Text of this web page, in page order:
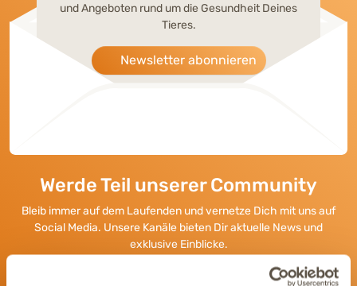
und Angeboten rund um die Gesundheit Deines
Tieres.
Newsletter abonnieren
Werde Teil unserer Community
Bleib immer auf dem Laufenden und vernetze Dich mit uns auf
Social Media. Unsere Kanäle bieten Dir aktuelle News und
exklusive Einblicke.